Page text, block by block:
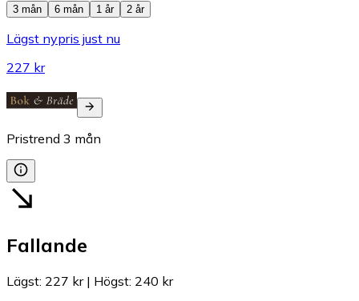
3 mån
6 mån 1 år 2 år
Lägst nypris just nu
227 kr
Pristrend 3 mån
Fallande
Lägst: 227 kr| Högst: 240 kr